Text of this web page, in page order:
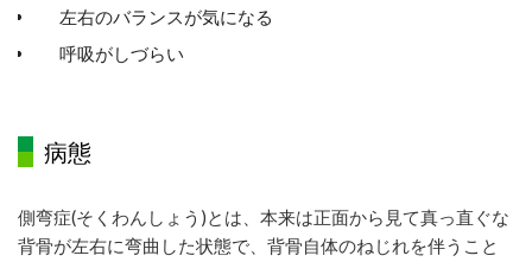
左右のバランスが気になる
呼吸がしづらい
病態
側弯症(そくわんしょう)とは、本来は正面から見て真っ直ぐな
背骨が左右に弯曲した状態で、背骨自体のねじれを伴うこと